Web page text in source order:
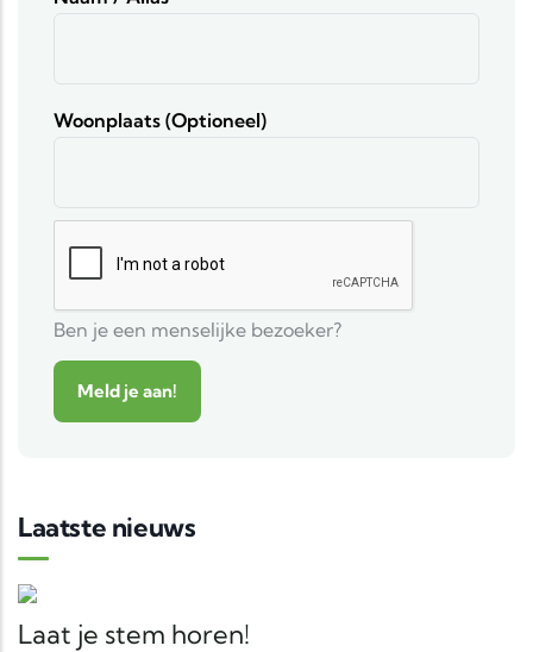
Woonplaats (optioneel)
Ben je een menselijke bezoeker?
Laatste nieuws
Laat je stem horen!